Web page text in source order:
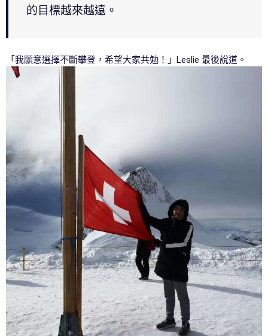
的目標越來越遠。
「我願意選擇不斷攀登，希望大家共勉！」Leslie 最後說道。